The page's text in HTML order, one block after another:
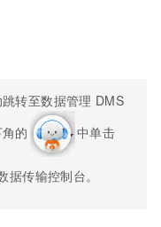
转至数据管理 DMS
的
中单击
据传输控制台。